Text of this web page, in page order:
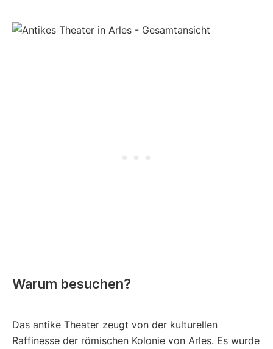
Warum besuchen?
Das antike Theater zeugt von der kulturellen
Raffinesse der römischen Kolonie von Arles. Es wurde